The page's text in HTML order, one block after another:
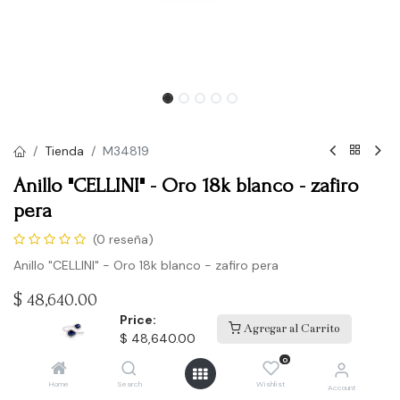
Price:
$ 48,640.00
Agregar al Carrito
Home Search
0
Wishlist Account
Tienda M34819
Anillo "CELLINI" - Oro 18k blanco - zafiro
pera
(0 reseña)
Anillo "CELLINI" - Oro 18k blanco - zafiro pera
$ 48,640.00
Comprar